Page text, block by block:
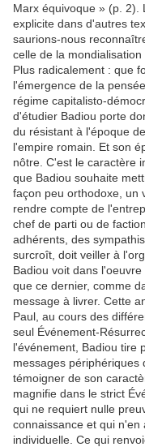
Marx équivoque » (p. 2).
explicite dans d'autres
saurions-nous
celle de la
Plus radicalement : que
l'émergence de la
régime capitalisto-
d'étudier Badiou porte
du résistant à l'époque
l'empire romain. Et son
nôtre. C'est le caractère
que Badiou souhaite
façon peu orthodoxe, un
rendre compte de
chef de parti ou de
adhérents, des
surcroît, doit veiller à
Badiou voit dans
que ce dernier, comme
message à livrer. Cette
Paul, au cours des
seul Événement-
l'événement, Badiou tire
messages périphériques
témoigner de son
magnifie dans le strict
qui ne requiert nulle
connaissance et qui n'en
individuelle. Ce qui